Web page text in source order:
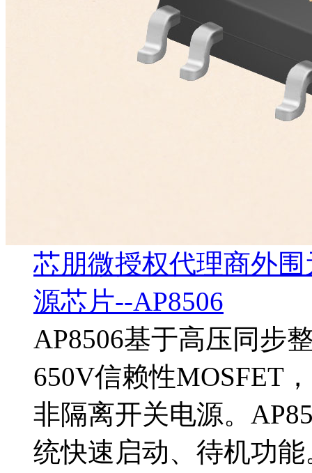
芯朋微授权代理商外
源芯片--AP8506
AP8506基于高压同步
650V信赖性MOSFET
非隔离开关电源。
统快速启动、待机功